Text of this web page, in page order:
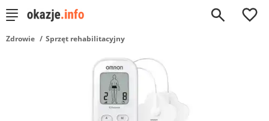
0
Zdrowie Sprzęt rehabilitacyjny